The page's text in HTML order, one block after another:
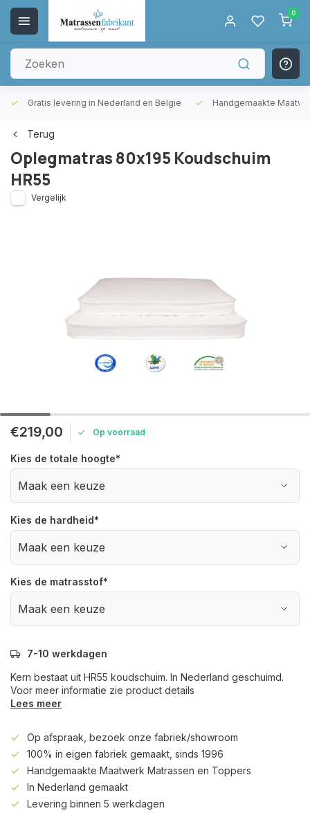
0
Gratis levering in Nederland en Belgie Handgemaakte
Terug
Oplegmatras 80x195 Koudschuim
HR55
Vergelijk
€219,00 Op voorraad
Kies de totale hoogte*
Kies de hardheid*
Kies de matrasstof*
7-10 werkdagen
Kern bestaat uit HR55 koudschuim. In Nederland geschuimd.
Voor meer informatie zie product details
Lees meer
Op afspraak, bezoek onze fabriek/showroom
100% in eigen fabriek gemaakt, sinds 1996
Handgemaakte Maatwerk Matrassen en Toppers
In Nederland gemaakt
Levering binnen 5 werkdagen